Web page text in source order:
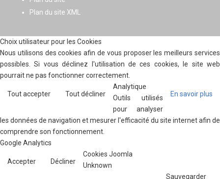
Plan du site XML
Choix utilisateur pour les Cookies
Nous utilisons des cookies afin de vous proposer les meilleurs services
possibles. Si vous déclinez l'utilisation de ces cookies, le site web
pourrait ne pas fonctionner correctement.
Tout accepter Tout décliner En savoir plus
Analytique
Outils utilisés
pour analyser
les données de navigation et mesurer l'efficacité du site internet afin de
comprendre son fonctionnement.
Google Analytics
Accepter Décliner
Cookies Joomla
Unknown
Sauvegarder